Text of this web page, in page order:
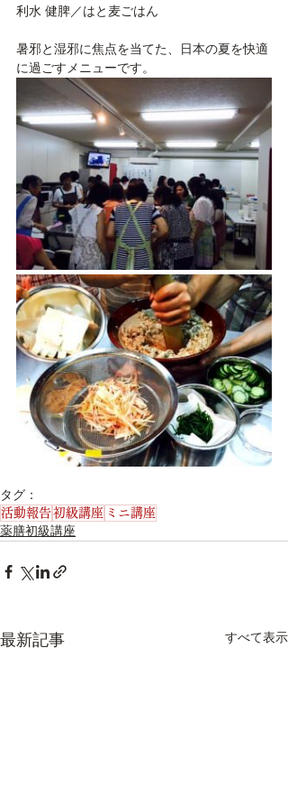
利水 健脾／はと麦ごはん
暑邪と湿邪に焦点を当てた、日本の夏を快適
に過ごすメニューです。
タグ：
活動報告初級講座 ミニ講座
薬膳初級講座
最新記事 すべて表示